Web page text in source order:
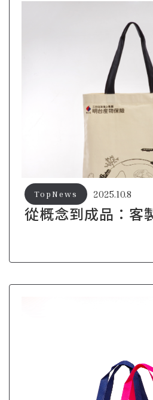
從概念到成品：客
2025.10.8
TopNews